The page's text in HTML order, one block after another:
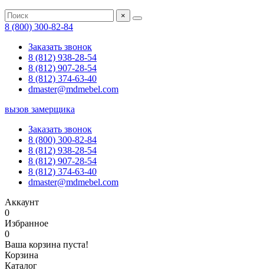
×
8 (800) 300-82-84
Заказать звонок
8 (812) 938-28-54
8 (812) 907-28-54
8 (812) 374-63-40
dmaster@mdmebel.com
вызов замерщика
Заказать звонок
8 (800) 300-82-84
8 (812) 938-28-54
8 (812) 907-28-54
8 (812) 374-63-40
dmaster@mdmebel.com
Аккаунт
0
Избранное
0
Ваша корзина пуста!
Корзина
Каталог